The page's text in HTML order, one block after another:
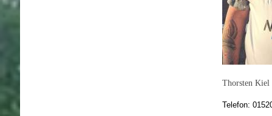
Thorsten Kiel
Telefon: